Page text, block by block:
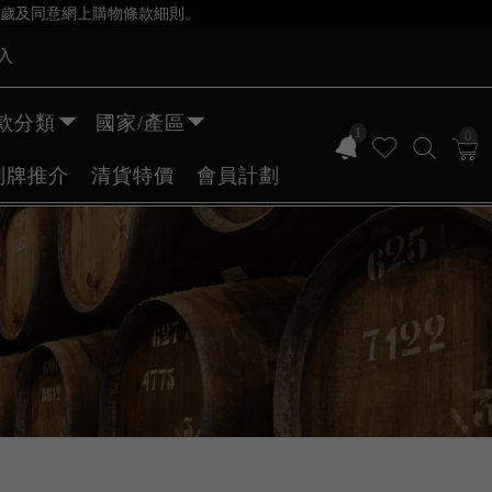
及同意網上購物條款細則。
1 0
分類 國家/產區
牌推介 清貨特價 會員計劃